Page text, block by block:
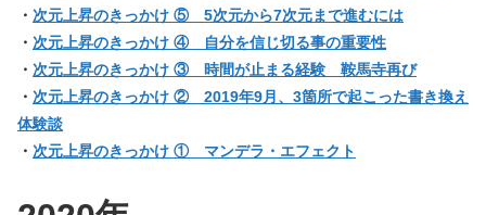
・ 次元上昇のきっかけ ⑤ 5次元から7次元まで進むには
・ 次元上昇のきっかけ ④ 自分を信じ切る事の重要性
・ 次元上昇のきっかけ ③ 時間が止まる経験 鞍馬寺再び
・ 次元上昇のきっかけ ② 2019年9月、3箇所で起こった書き換え
体験談
・ 次元上昇のきっかけ ① マンデラ・エフェクト